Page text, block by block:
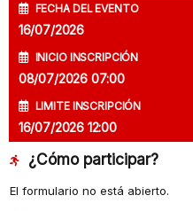
FECHA DEL EVENTO
16/07/2026
INICIO INSCRIPCIÓN
08/07/2026 07:00
LIMITE INSCRIPCIÓN
16/07/2026 12:00
¿Cómo participar?
El formulario no está abierto.